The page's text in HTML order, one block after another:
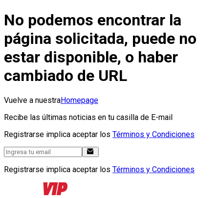
No podemos encontrar la
página solicitada, puede no
estar disponible, o haber
cambiado de URL
Vuelve a nuestraHomepage
Recibe las últimas noticias en tu casilla de E-mail
Registrarse implica aceptar los Términos y Condiciones
Registrarse implica aceptar los Términos y Condiciones